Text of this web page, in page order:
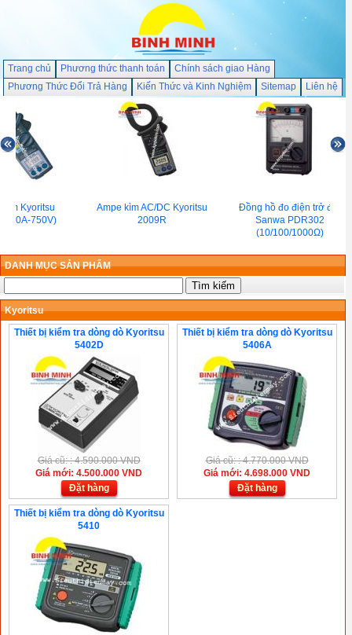
Trang chủ Phương thức thanh toán
Chính sách giao Hàng
Phương Thức Đổi Trả Hàng
Kiến Thức và Kinh Nghiệm Sitemap Liên hệ
Kyoritsu
750V)
Ampe kìm AC/DC Kyoritsu
2009R
Đồng hồ đo điện trở đất
Sanwa PDR302
(10/100/1000Ω)
DANH MỤC SẢN PHẨM
Kyoritsu
Thiết bị kiểm tra dòng dò Kyoritsu
5402D
Giá cũ: : 4.590.000 VND
Giá mới: 4.500.000 VND
Đặt hàng
Thiết bị kiểm tra dòng dò Kyoritsu
5406A
Giá cũ: : 4.770.000 VND
Giá mới: 4.698.000 VND
Đặt hàng
Thiết bị kiểm tra dòng dò Kyoritsu
5410